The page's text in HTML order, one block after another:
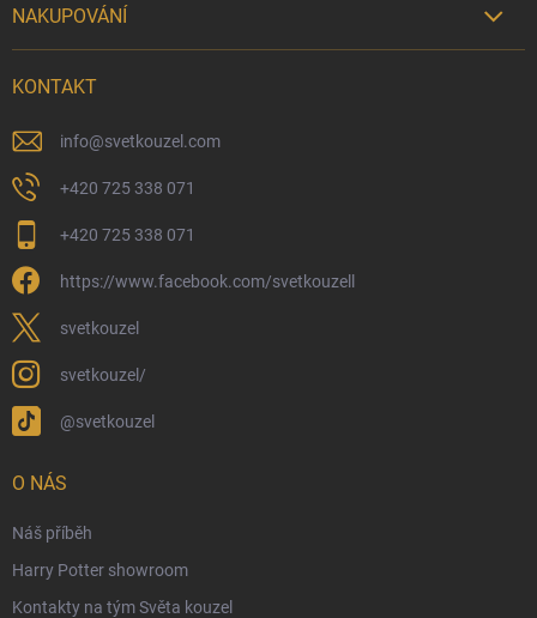
NAKUPOVÁNÍ 
Kamenný obchod
Dárkový rádce 🎁
Reklamace a vrácení zboží
Věrnostní program
Velkoobchod
Ekologické balení objednávek
Podmínky ochrany osobních údajů
Ochranné známky a autorská práva
KONTAKT
info@svetkouzel.com
+420 725 338 071
+420 725 338 071
https://www.facebook.com/svetkouzell
svetkouzel
svetkouzel/
@svetkouzel
O NÁS
Náš příběh
Harry Potter showroom
Kontakty na tým Světa kouzel